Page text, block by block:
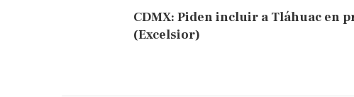
CDMX: Piden incluir a Tláhuac en
(Excelsior)